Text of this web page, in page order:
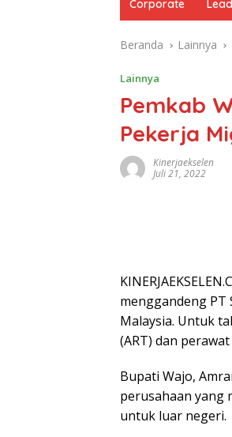
Corporate
Beranda Lainnya
Lainnya
Pemkab
Pekerja
Kinerjaekselen
Juli 21, 2022
menggandeng PT
Malaysia. Untuk
(ART) dan
Bupati Wajo,
perusahaan yang
untuk luar negeri.